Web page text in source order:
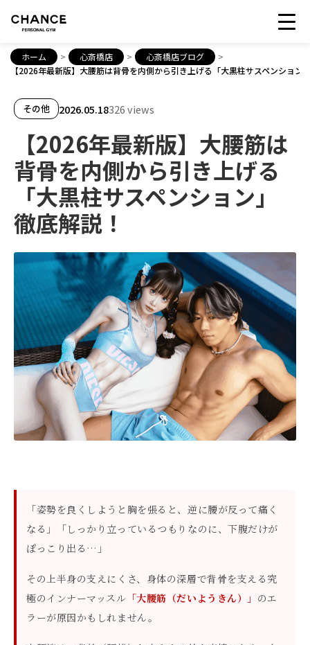
ホーム > 心斎橋店 > 心斎橋店ブログ
>
【2026年最新版】大腰筋は背骨を内側から引き上げる「大黒柱サスペンション
その他 2026.05.18326 views
【2026年最新版】大腰筋は
背骨を内側から引き上げる
「大黒柱サスペンション」
徹底解説！
「姿勢を良くしようと胸を張ると、逆に腰が反って痛く
なる」「しっかり立っているつもりなのに、下腹だけが
ぽっこり出る…」
その上半身の支えにくさ、身体の深層で背骨を支える究
極のインナーマッスル 「大腰筋（だいようきん）」 のエ
ラーが原因かもしれません。